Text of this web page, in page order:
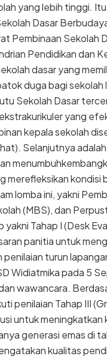
yang lebih tinggi.
Dasar
Pembinaan Sekolah
Pendidikan dan
dasar yang
duga bagi sekolah
Sekolah Dasar
yang
kepala sekolah
Selanjutnya
merefleksikan kondisi
lomba ini, yakni
(MBS), dan
Tahap I (Desk
panitia untuk
penilaian turun
Widiatmika pada 5
wawancara.
penilaian Tahap III
untuk meningkatkan
generasi emas di
kualitas